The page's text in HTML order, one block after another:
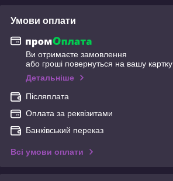
Умови оплати
Ви отримаєте замовлення
або гроші повернуться на вашу картку
Детальніше
Післяплата
Оплата за реквізитами
Банківський переказ
Всі умови оплати